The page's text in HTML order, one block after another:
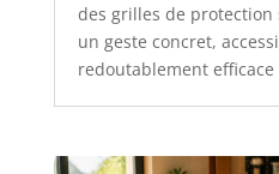
des grilles de protection
un geste concret,
redoutablement